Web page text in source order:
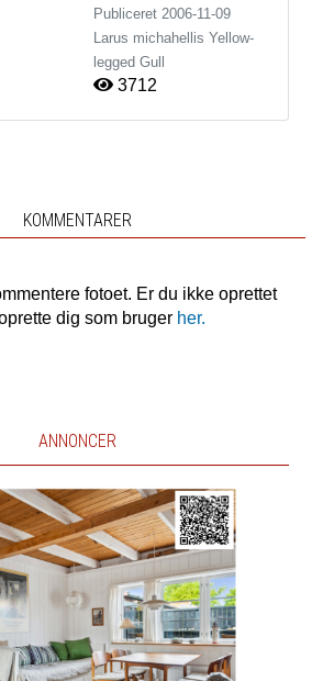
Publiceret 2006-11-09
Larus michahellis Yellow-
legged Gull
3712
KOMMENTARER
fotoet. Er du ikke oprettet
dig som bruger her.
ANNONCER